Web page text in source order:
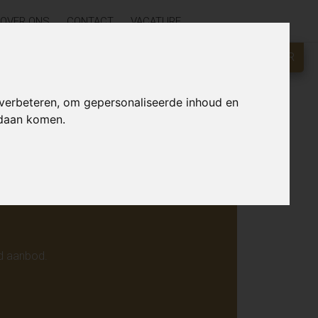
om gepersonaliseerde inhoud en
komen.
OVER ONS CONTACT VACATURE
KLIK HIER
online.
aanbod.